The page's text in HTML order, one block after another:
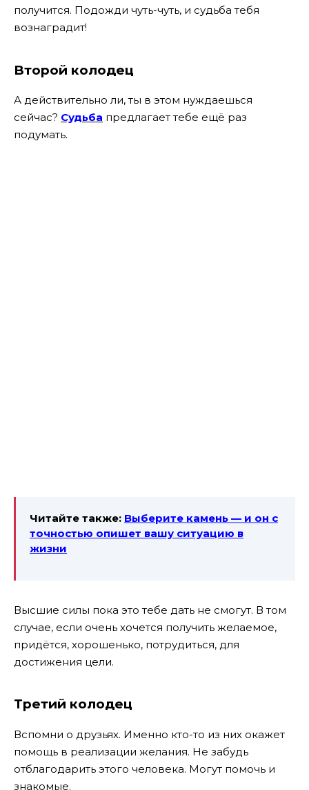
получится. Подожди чуть-чуть, и судьба тебя
вознаградит!
Второй колодец
А действительно ли, ты в этом нуждаешься
сейчас? Судьба предлагает тебе ещё раз
подумать.
Читайте также: Выберите камень — и он с
точностью опишет вашу ситуацию в
жизни
Высшие силы пока это тебе дать не смогут. В том
случае, если очень хочется получить желаемое,
придётся, хорошенько, потрудиться, для
достижения цели.
Третий колодец
Вспомни о друзьях. Именно кто-то из них окажет
помощь в реализации желания. Не забудь
отблагодарить этого человека. Могут помочь и
знакомые.